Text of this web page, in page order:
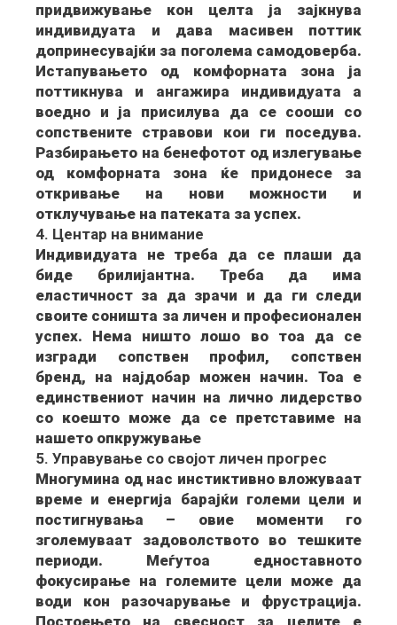
придвижување кон целта ја зајкнува
индивидуата и дава масивен поттик
допринесувајќи за поголема самодоверба.
Истапувањето од комфорната зона ја
поттикнува и ангажира индивидуата а
воедно и ја присилува да се сооши со
сопствените стравови кои ги поседува.
Разбирањето на бенефотот од излегување
од комфорната зона ќе придонесе за
откривање на нови можности и
отклучување на патеката за успех.
4. Центар на внимание
Индивидуата не треба да се плаши да
биде брилијантна. Треба да има
еластичност за да зрачи и да ги следи
своите соништа за личен и професионален
успех. Нема ништо лошо во тоа да се
изгради сопствен профил, сопствен
бренд, на најдобар можен начин. Тоа е
единствениот начин на лично лидерство
со коешто може да се претставиме на
нашето опкружување
5. Управување со својот личен прогрес
Многумина од нас инстиктивно вложуваат
време и енергија барајќи големи цели и
постигнувања – овие моменти го
зголемуваат задоволството во тешките
периоди. Меѓутоа едноставното
фокусирање на големите цели може да
води кон разочарување и фрустрација.